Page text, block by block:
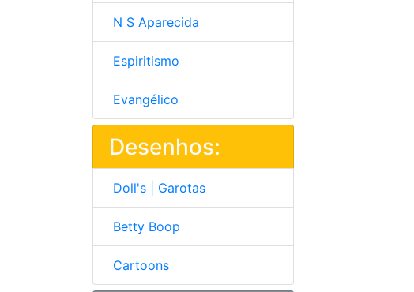
N S Aparecida
Espiritismo
Evangélico
Desenhos:
Doll's | Garotas
Betty Boop
Cartoons